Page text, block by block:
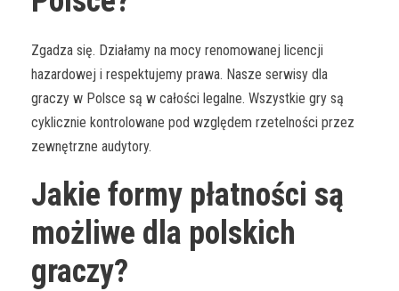
Zgadza się. Działamy na mocy renomowanej licencji
hazardowej i respektujemy prawa. Nasze serwisy dla
graczy w Polsce są w całości legalne. Wszystkie gry są
cyklicznie kontrolowane pod względem rzetelności przez
zewnętrzne audytory.
Jakie formy płatności są
możliwe dla polskich
graczy?